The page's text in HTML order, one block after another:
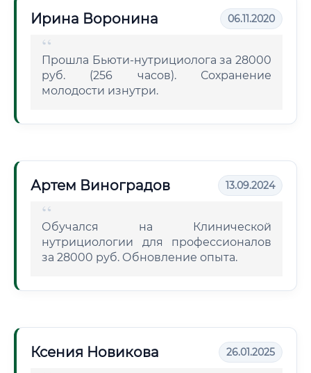
Ирина Воронина 06.11.2020
Прошла Бьюти-нутрициолога за 28000
руб. (256 часов). Сохранение
молодости изнутри.
Артем Виноградов 13.09.2024
Обучался на Клинической
нутрициологии для профессионалов
за 28000 руб. Обновление опыта.
Ксения Новикова 26.01.2025